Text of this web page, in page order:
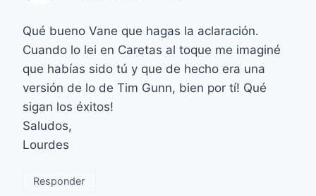
Qué bueno Vane que hagas la aclaración.
Cuando lo lei en Caretas al toque me imaginé
que habías sido tú y que de hecho era una
versión de lo de Tim Gunn, bien por tí! Qué
sigan los éxitos!
Saludos,
Lourdes
Responder